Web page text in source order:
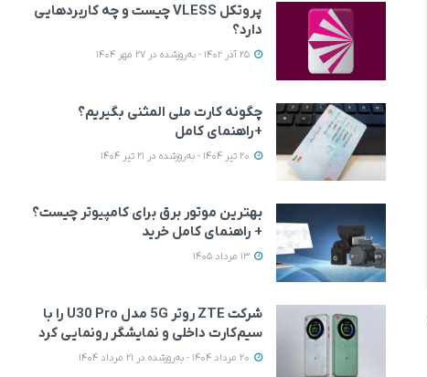
پروتکل VLESS چیست و چه کاربردهایی
دارد؟
چگونه کارت ملی المثنی بگیریم؟
+راهنمای کامل
بهترین موتور برق برای کامپیوتر چیست؟
+ راهنمای کامل خرید
شرکت ZTE روتر 5G مدل U30 Pro را با
سیم‌کارت داخلی و نمایشگر رونمایی کرد